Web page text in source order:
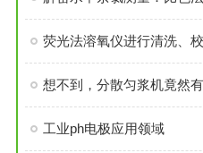
荧光法溶氧仪进行清洗、
想不到，分散匀浆机竟然
工业ph电极应用领域